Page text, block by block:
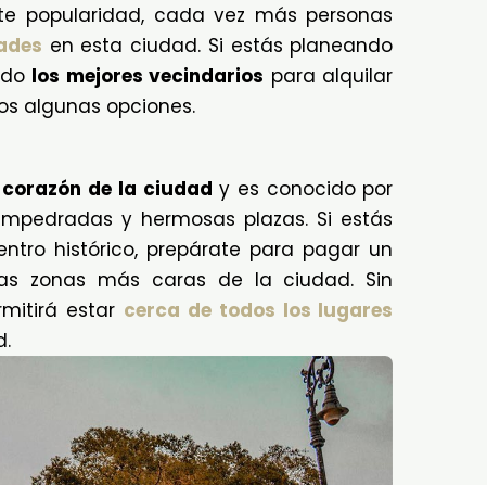
popularidad, cada vez más personas
en esta ciudad. Si estás planeando
los mejores vecindarios para alquilar
algunas opciones.
de la ciudad y es conocido por
y hermosas plazas. Si estás
histórico, prepárate para pagar un
zonas más caras de la ciudad. Sin
estar cerca de todos los lugares